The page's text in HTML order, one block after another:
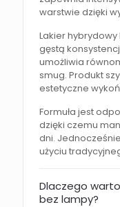
warstwie dzięki
Lakier
gęstą
umożliwia
smug. Produkt
estetyczne
Formuła jest
dzięki czemu
dni.
użyciu
Dlaczego
bez lampy?